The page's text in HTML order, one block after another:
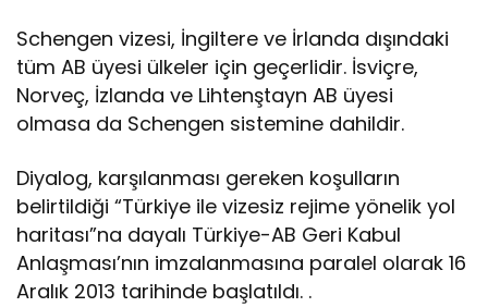
Schengen vizesi, İngiltere ve İrlanda dışındaki
tüm AB üyesi ülkeler için geçerlidir. İsviçre,
Norveç, İzlanda ve Lihtenştayn AB üyesi
olmasa da Schengen sistemine dahildir.
Diyalog, karşılanması gereken koşulların
belirtildiği “Türkiye ile vizesiz rejime yönelik yol
haritası”na dayalı Türkiye-AB Geri Kabul
Anlaşması’nın imzalanmasına paralel olarak 16
Aralık 2013 tarihinde başlatıldı. .